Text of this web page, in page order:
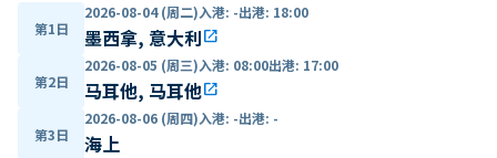
第1日
2026-08-04 (周二)入港: -出港: 18:00
墨西拿, 意大利open_in_new
第2日
2026-08-05 (周三)入港: 08:00出港: 17:00
马耳他, 马耳他open_in_new
第3日
2026-08-06 (周四)入港: -出港: -
海上